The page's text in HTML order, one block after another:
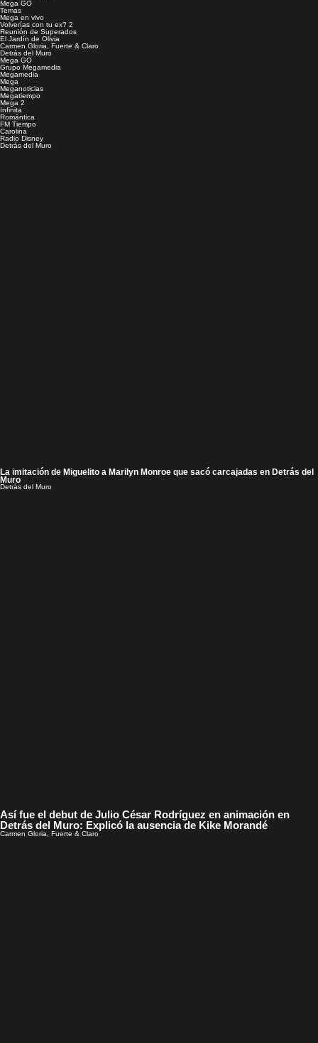
Mega GO
Temas
Mega en vivo
Volverías con tu ex? 2
Reunión de Superados
El Jardín de Olivia
Carmen Gloria, Fuerte & Claro
Detrás del Muro
Mega GO
Grupo Megamedia
Megamedia
Mega
Meganoticias
Megatiempo
Mega 2
Infinita
Romántica
FM Tiempo
Carolina
Radio Disney
Detrás del Muro
La imitación de Miguelito a Marilyn Monroe que sacó carcajadas en Detrás del
Muro
Detrás del Muro
Así fue el debut de Julio César Rodríguez en animación en
Detrás del Muro: Explicó la ausencia de Kike Morandé
Carmen Gloria, Fuerte & Claro